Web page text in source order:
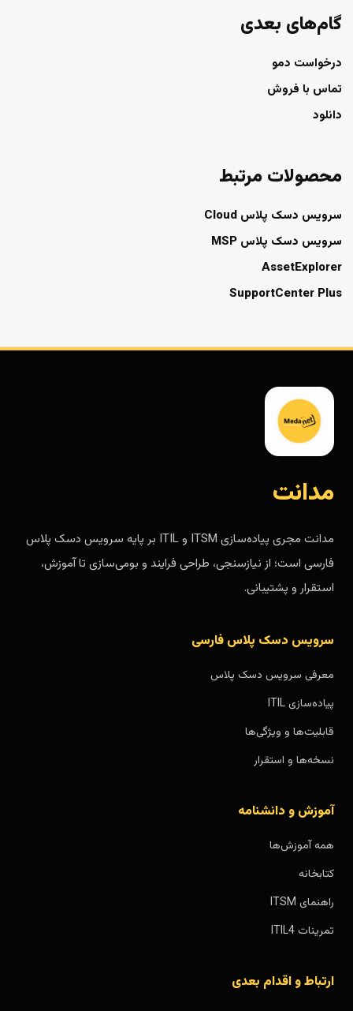
گام‌های بعدی
درخواست دمو
تماس با فروش
دانلود
محصولات مرتبط
سرویس دسک پلاس Cloud
سرویس دسک پلاس MSP
AssetExplorer
SupportCenter Plus
مدانت
مدانت مجری پیاده‌سازی ITSM و ITIL بر پایه سرویس دسک پلاس
فارسی است؛ از نیازسنجی، طراحی فرایند و بومی‌سازی تا آموزش،
استقرار و پشتیبانی.
سرویس دسک پلاس فارسی
معرفی سرویس دسک پلاس
پیاده‌سازی ITIL
قابلیت‌ها و ویژگی‌ها
نسخه‌ها و استقرار
آموزش و دانشنامه
همه آموزش‌ها
کتابخانه
راهنمای ITSM
تمرینات ITIL4
ارتباط و اقدام بعدی